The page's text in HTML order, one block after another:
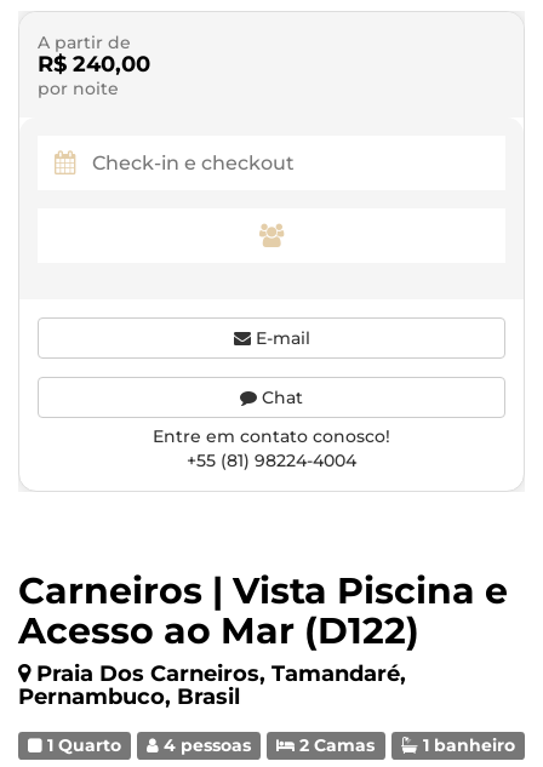
Carneiros | Vista Piscina e
Acesso ao Mar (D122)
Praia Dos Carneiros, Tamandaré,
Pernambuco, Brasil
1 Quarto 4 pessoas 2 Camas 1 banheiro
A partir de
R$ 240,00
por noite
E-mail
Chat
Entre em contato conosco!
+55 (81) 98224-4004